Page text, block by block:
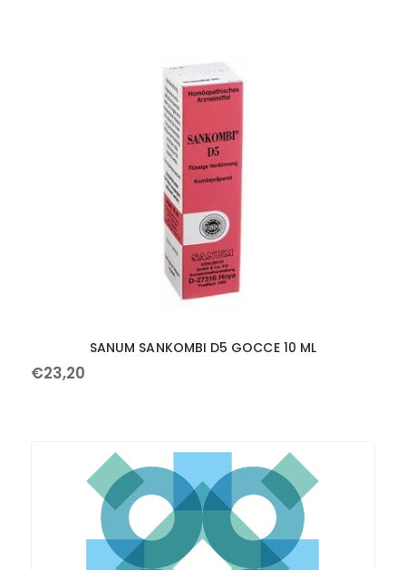
SANUM SANKOMBI D5 GOCCE 10 ML
€23,20